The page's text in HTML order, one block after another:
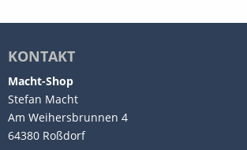
KONTAKT
Macht-Shop
Stefan Macht
Am Weihersbrunnen 4
64380 Roßdorf